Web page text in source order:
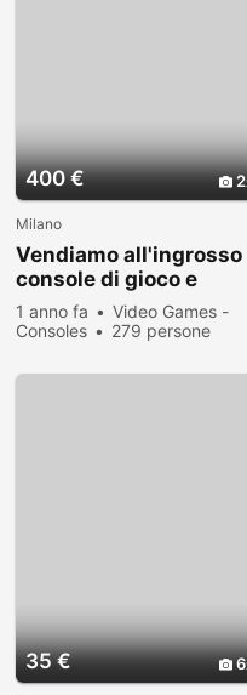
400 € 2
Milano
Vendiamo all'ingrosso
console di gioco e
telefoni cellulari di tutti
i tipi.
1 anno fa
Video Games -
Consoles
279 persone
35 € 6